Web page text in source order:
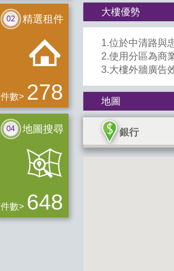
精選租件
件數> 278
地圖搜尋
件數> 648
大樓優勢
1.位於中清路與
2.使用分區為商
3.大樓外牆廣告
地圖
銀行